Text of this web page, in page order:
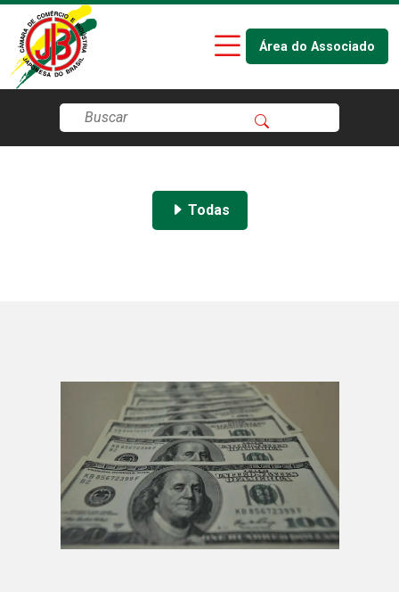
Área do Associado
Todas